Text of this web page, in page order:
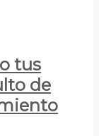
tus
de